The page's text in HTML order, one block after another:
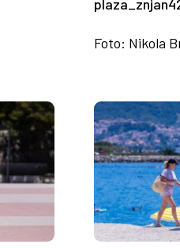
Foto: Nikola